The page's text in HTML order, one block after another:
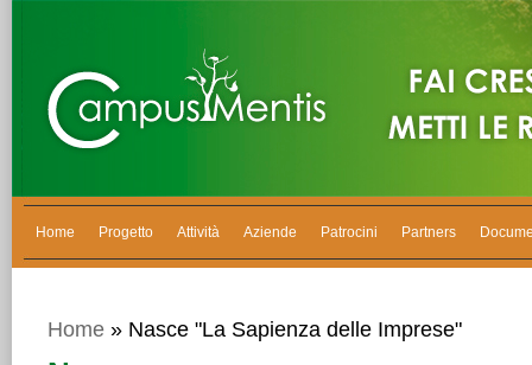
Home Progetto Attività Aziende Patrocini Partners
Home » Nasce "La Sapienza delle Imprese"